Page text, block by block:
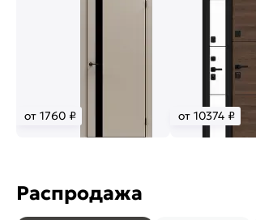
от 1760 ₽ от 10374 ₽
Распродажа